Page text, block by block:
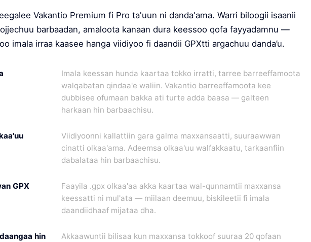
Vakantio Premium fi Pro ta'uun ni danda'ama. Warri biloogii isaanii
barbaadan, amaloota kanaan dura keessoo qofa fayyadamnu —
imala irraa kaasee hanga viidiyoo fi daandii GPXtti argachuu danda’u.
Imala keessan hunda kaartaa tokko irratti, tarree barreeffamoota
walqabatan qindaa'e waliin. Vakantio barreeffamoota kee
dubbisee ofumaan bakka ati turte adda baasa — galteen
harkaan hin barbaachisu.
Viidiyoonni kallattiin gara galma maxxansaatti, suuraawwan
cinatti olkaa'ama. Adeemsa olkaa'uu walfakkaatu, tarkaanfiin
dabalataa hin barbaachisu.
GPX
Faayila .gpx olkaa'aa akka kaartaa wal-qunnamtii maxxansa
keessatti ni mul'ata — miilaan deemuu, biskileetii fi imala
daandiidhaaf mijataa dha.
hin
Akkaawuntii bilisaa kun maxxansa tokkoof suuraa 20 qofaan